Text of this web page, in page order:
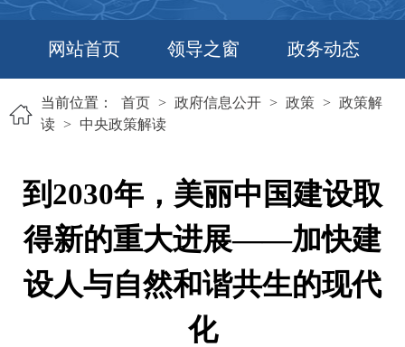
网站首页 领导之窗 政务动态
当前位置： 首页 > 政府信息公开 > 政策 > 政策解
读 > 中央政策解读
到2030年，美丽中国建设取
得新的重大进展——加快建
设人与自然和谐共生的现代
化